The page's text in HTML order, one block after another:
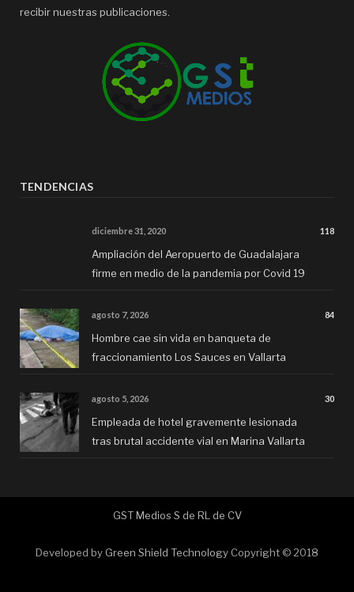
recibir nuestras publicaciones.
TENDENCIAS
diciembre 31, 2020 118
Ampliación del Aeropuerto de Guadalajara
firme en medio de la pandemia por Covid 19
agosto 7, 2026 84
Hombre cae sin vida en banqueta de
fraccionamiento Los Sauces en Vallarta
agosto 5, 2026 30
Empleada de hotel gravemente lesionada
tras brutal accidente vial en Marina Vallarta
GST Medios S de RL de CV
Developed by Green Shield Technology Copyright © 2018